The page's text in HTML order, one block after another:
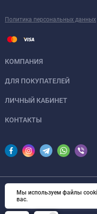
Политика персональных данных
КОМПАНИЯ
ДЛЯ ПОКУПАТЕЛЕЙ
ЛИЧНЫЙ КАБИНЕТ
КОНТАКТЫ
© 2026
Мы используем файлы
вас.